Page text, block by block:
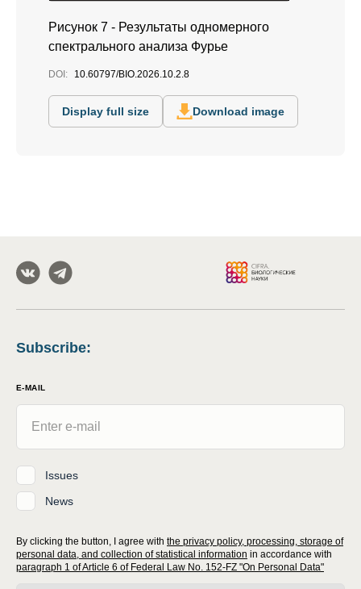
Рисунок 7 - Результаты одномерного
спектрального анализа Фурье
DOI: 10.60797/BIO.2026.10.2.8
Display full size Download image
Subscribe:
E-MAIL
Issues
News
By clicking the button, I agree with the privacy policy, processing, storage of
personal data, and collection of statistical information in accordance with
paragraph 1 of Article 6 of Federal Law No. 152-FZ "On Personal Data"